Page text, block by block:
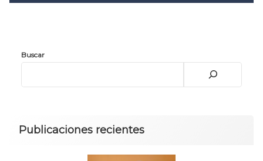
Buscar
Publicaciones recientes